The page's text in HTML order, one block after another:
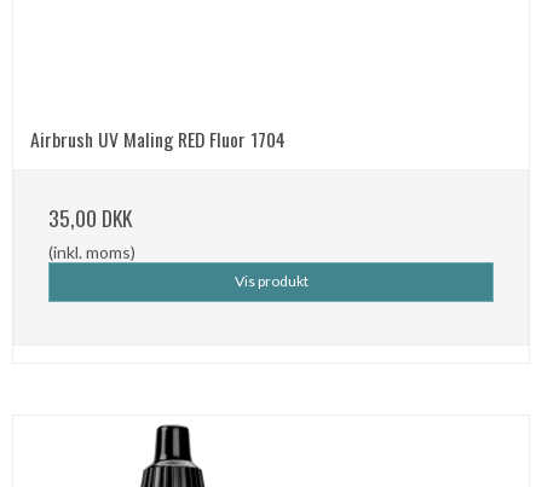
Airbrush UV Maling RED Fluor 1704
35,00 DKK
(inkl. moms)
Vis produkt